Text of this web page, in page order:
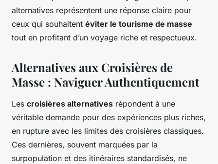
alternatives représentent une réponse claire pour
ceux qui souhaitent éviter le tourisme de masse
tout en profitant d’un voyage riche et respectueux.
Alternatives aux Croisières de
Masse : Naviguer Authentiquement
Les croisières alternatives répondent à une
véritable demande pour des expériences plus riches,
en rupture avec les limites des croisières classiques.
Ces dernières, souvent marquées par la
surpopulation et des itinéraires standardisés, ne